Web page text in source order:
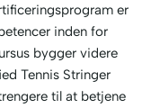
er
inden for
bygger videre
Tennis Stringer
til at betjene